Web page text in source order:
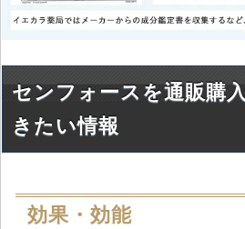
センフォースを通販購
きたい情報
効果・効能